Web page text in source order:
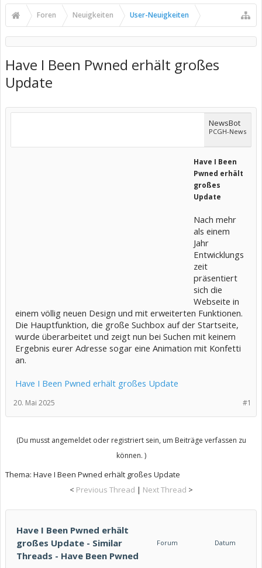
Foren Neuigkeiten User-Neuigkeiten
Have I Been Pwned erhält großes
Update
NewsBot
PCGH-News
Have I Been
Pwned erhält
großes
Update
Nach mehr
als einem
Jahr
Entwicklungs
zeit
präsentiert
sich die
Webseite in
einem völlig neuen Design und mit erweiterten Funktionen.
Die Hauptfunktion, die große Suchbox auf der Startseite,
wurde überarbeitet und zeigt nun bei Suchen mit keinem
Ergebnis eurer Adresse sogar eine Animation mit Konfetti
an.
Have I Been Pwned erhält großes Update
#1
20. Mai 2025
(Du musst angemeldet oder registriert sein, um Beiträge verfassen zu
können. )
Thema: Have I Been Pwned erhält großes Update
< Previous Thread | Next Thread >
Have I Been Pwned erhält
großes Update - Similar
Threads - Have Been Pwned
Forum Datum